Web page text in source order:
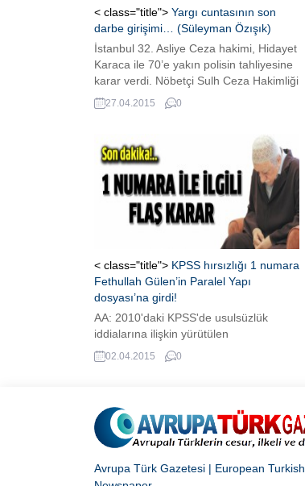
< class="title"> Yargı cuntasının son
darbe girişimi… (Süleyman Özışık)
İstanbul 32. Asliye Ceza hakimi, Hidayet
Karaca ile 70’e yakın polisin tahliyesine
karar verdi. Nöbetçi Sulh Ceza Hakimliği
ise tahliye talebini değerlendirme
yetkisinin kendisinde olduğunu öne
olduğu gibi bu mesele de toplum olarak
ikiye bölündük. Kimileri tahliyelerin
gerçekleşmemesini bir hukuk garabeti
olarak yorumluyor, kimileri ise...
27.04.2015 0
< class="title"> KPSS hırsızlığı 1 numara
Fethullah Gülen’in Paralel Yapı
dosyası’na girdi!
AA: 2010'daki KPSS'de usulsüzlük
iddialarına ilişkin yürütülen
soruşturmada, 1 numaralı şüpheli
olduğu belirtilen Fetullah Gülen
soruşturmayı yürüten savcıya
gönderildi.
02.04.2015 0
Avrupa Türk Gazetesi | European Turkish